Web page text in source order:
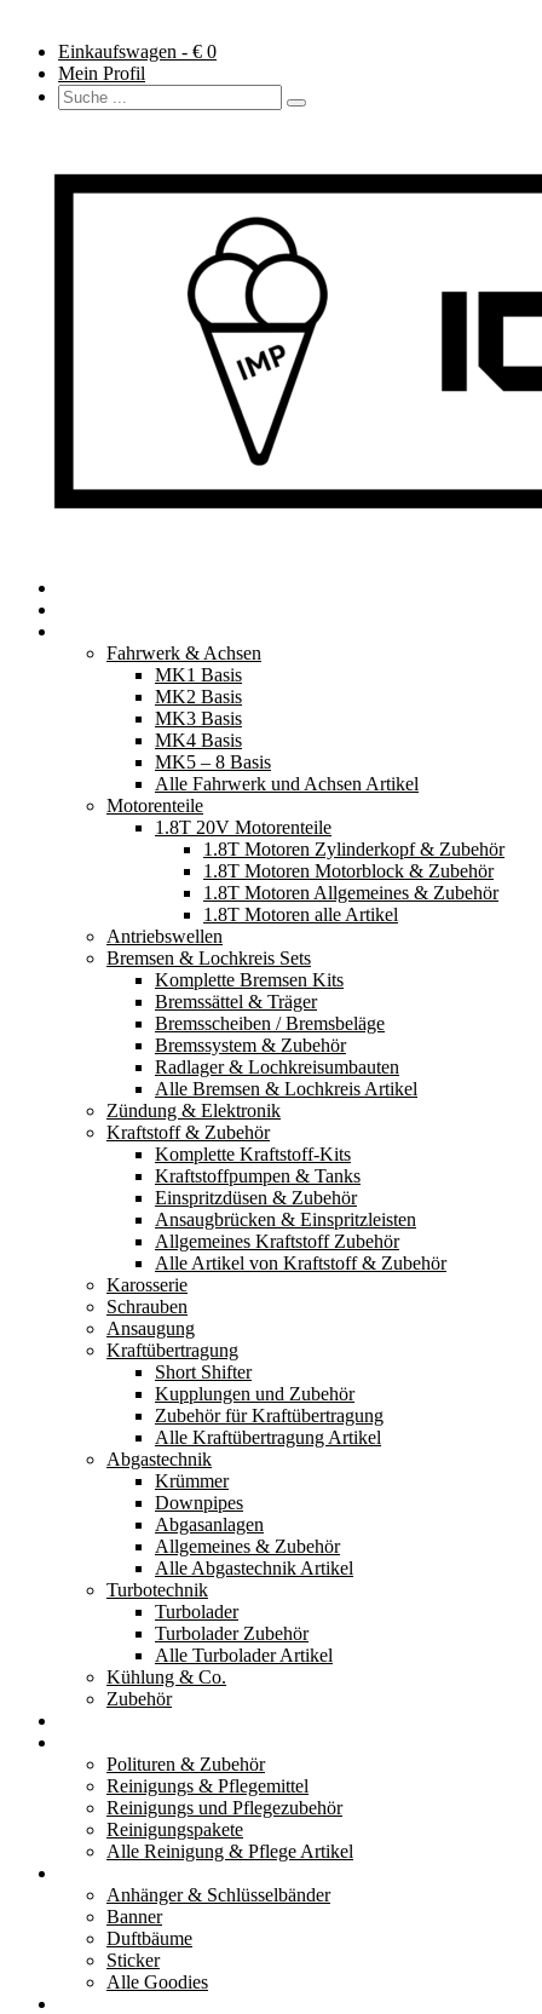
Einkaufswagen - € 0
Mein Profil
Fahrwerk & Achsen
MK1 Basis
MK2 Basis
MK3 Basis
MK4 Basis
MK5 – 8 Basis
Alle Fahrwerk und Achsen Artikel
Motorenteile
1.8T 20V Motorenteile
1.8T Motoren Zylinderkopf & Zubehör
1.8T Motoren Motorblock & Zubehör
1.8T Motoren Allgemeines & Zubehör
1.8T Motoren alle Artikel
Antriebswellen
Bremsen & Lochkreis Sets
Komplette Bremsen Kits
Bremssättel & Träger
Bremsscheiben / Bremsbeläge
Bremssystem & Zubehör
Radlager & Lochkreisumbauten
Alle Bremsen & Lochkreis Artikel
Zündung & Elektronik
Kraftstoff & Zubehör
Komplette Kraftstoff-Kits
Kraftstoffpumpen & Tanks
Einspritzdüsen & Zubehör
Ansaugbrücken & Einspritzleisten
Allgemeines Kraftstoff Zubehör
Alle Artikel von Kraftstoff & Zubehör
Karosserie
Schrauben
Ansaugung
Kraftübertragung
Short Shifter
Kupplungen und Zubehör
Zubehör für Kraftübertragung
Alle Kraftübertragung Artikel
Abgastechnik
Krümmer
Downpipes
Abgasanlagen
Allgemeines & Zubehör
Alle Abgastechnik Artikel
Turbotechnik
Turbolader
Turbolader Zubehör
Alle Turbolader Artikel
Kühlung & Co.
Zubehör
Polituren & Zubehör
Reinigungs & Pflegemittel
Reinigungs und Pflegezubehör
Reinigungspakete
Alle Reinigung & Pflege Artikel
Anhänger & Schlüsselbänder
Banner
Duftbäume
Sticker
Alle Goodies